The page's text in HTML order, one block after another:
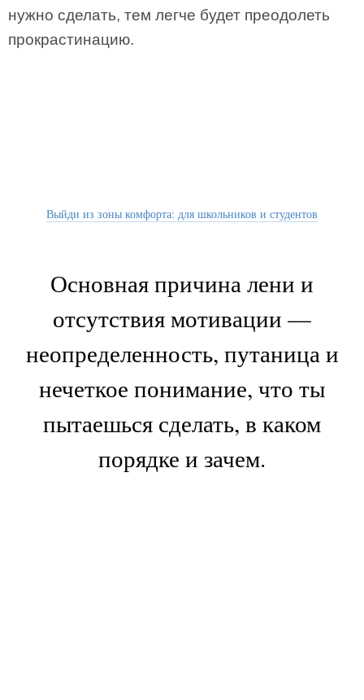
нужно сделать, тем легче будет преодолеть
прокрастинацию.
Выйди из зоны комфорта: для школьников и студентов
Основная причина лени и
отсутствия мотивации —
неопределенность, путаница и
нечеткое понимание, что ты
пытаешься сделать, в каком
порядке и зачем.